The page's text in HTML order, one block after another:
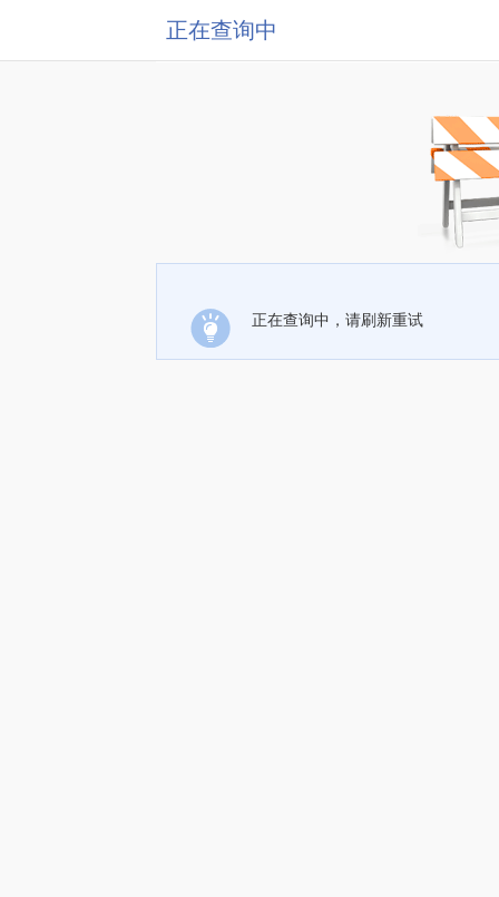
正在查询中
正在查询中，请刷新重试